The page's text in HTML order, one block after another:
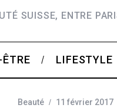
SUISSE, ENTRE
LIFESTYLE
Beauté 11 février 2017